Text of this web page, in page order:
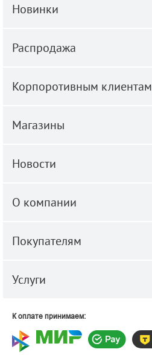
Новинки
Распродажа
Корпоротивным клиентам
Магазины
Новости
О компании
Покупателям
Услуги
К оплате принимаем: